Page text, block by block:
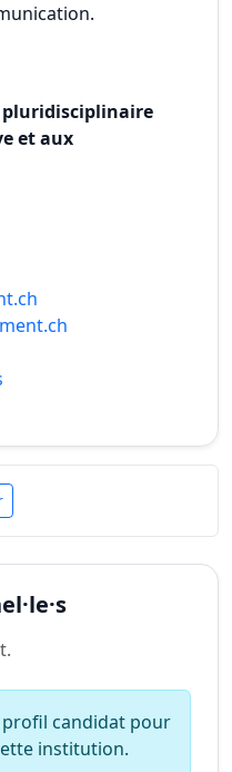
pluridisciplinaire
et aux
profil candidat pour
institution.